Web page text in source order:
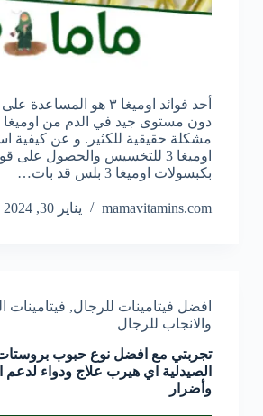
أحد فوائد اوميغا ٣ هو
مشكلة حقيقية للكثير. و عن كيفية
اوميغا 3 للتخسيس والحصول على
بكبسولات اوميغا 3 بلس قد بات…
mamavitamins.com يناير 30, 2024
افضل فيتامينات للرجال, فيتامينات
والانجاب للرجال
تجربتي مع افضل نوع حبوب
الصيدلية اي هيرب علاج ودواء لدعم
وأضرار